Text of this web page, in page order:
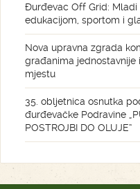
Đurđevac Off Grid:
edukacijom, sportom i
Nova upravna zgrada
građanima jednostavnije
mjestu
35. obljetnica osnutka
đurđevačke Podravine
POSTROJBI DO OLUJE“